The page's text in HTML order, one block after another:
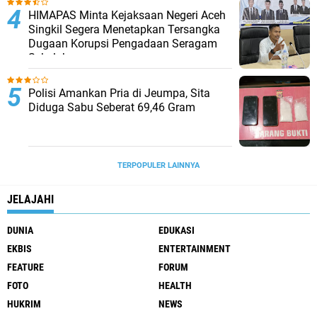
HIMAPAS Minta Kejaksaan Negeri Aceh
Singkil Segera Menetapkan Tersangka
Dugaan Korupsi Pengadaan Seragam
Sekolah
Polisi Amankan Pria di Jeumpa, Sita
Diduga Sabu Seberat 69,46 Gram
TERPOPULER LAINNYA
JELAJAHI
DUNIA
EDUKASI
EKBIS
ENTERTAINMENT
FEATURE
FORUM
FOTO
HEALTH
HUKRIM
NEWS